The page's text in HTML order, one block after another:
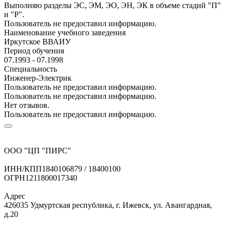
Выполняю разделы ЭС, ЭМ, ЭО, ЭН, ЭК в объеме стадий "П"
и "Р".
Пользователь не предоставил информацию.
Наименование учебного заведения
Иркутское ВВАИУ
Период обучения
07.1993 - 07.1998
Специальность
Инженер-Электрик
Пользователь не предоставил информацию.
Пользователь не предоставил информацию.
Нет отзывов.
Пользователь не предоставил информацию.
ООО "ЦП "ПИРС"
ИНН/КПП1840106879 / 18400100
ОГРН1211800017340
Адрес
426035 Удмуртская республика, г. Ижевск, ул. Авангардная,
д.20